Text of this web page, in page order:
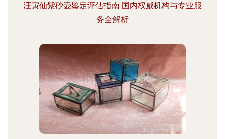
汪寅仙紫砂壶鉴定评估指南 国内权威机构与专业服
务全解析